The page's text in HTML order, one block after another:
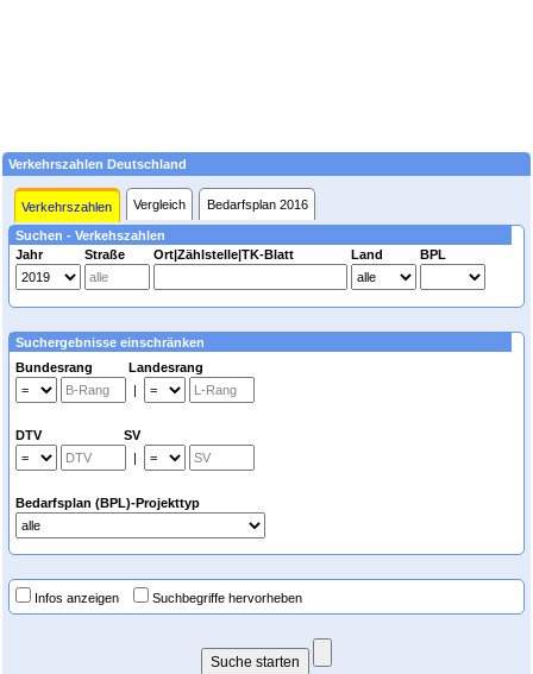
Verkehrszahlen Deutschland
Verkehrszahlen Vergleich Bedarfsplan 2016
Suchen - Verkehszahlen
Jahr
Straße Ort|Zählstelle|TK-Blatt Land BPL
Suchergebnisse einschränken
Bundesrang Landesrang
|
DTV SV
|
Bedarfsplan (BPL)-Projekttyp
Infos anzeigen Suchbegriffe hervorheben